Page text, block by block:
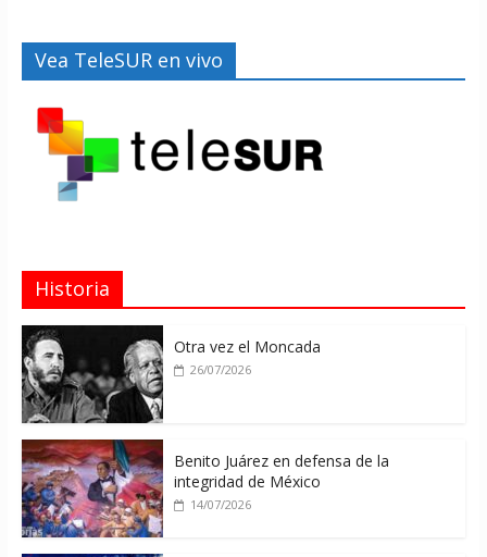
Vea TeleSUR en vivo
Historia
Otra vez el Moncada
26/07/2026
Benito Juárez en defensa de la
integridad de México
14/07/2026